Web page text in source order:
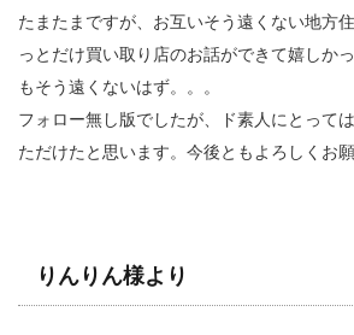
たまたまですが、お互いそう遠くない地方
っとだけ買い取り店のお話ができて嬉しか
もそう遠くないはず。。。
フォロー無し版でしたが、ド素人にとって
ただけたと思います。今後ともよろしくお願
りんりん様より